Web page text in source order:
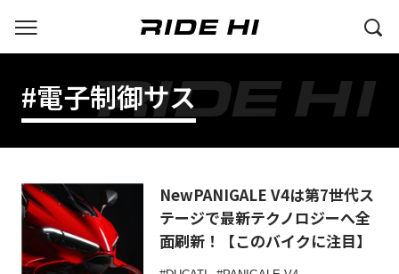
#電子制御サス
NewPANIGALE V4は第7世代ス
テージで最新テクノロジーへ全
面刷新！【このバイクに注目】